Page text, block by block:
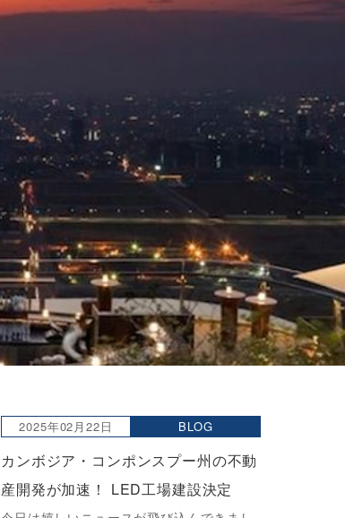
2025年02月22日 BLOG
カンボジア・コンポンスプー州の不動
産開発が加速！ LED工場建設決定